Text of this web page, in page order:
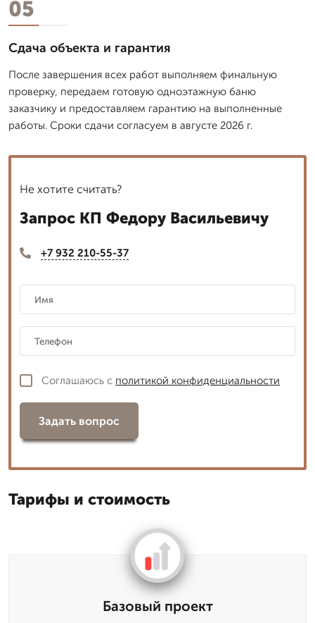
05
Сдача объекта и гарантия
После завершения всех работ выполняем финальную
проверку, передаем готовую одноэтажную баню
заказчику и предоставляем гарантию на выполненные
работы. Сроки сдачи согласуем в августе 2026 г.
Не хотите считать?
Запрос КП Федору Васильевичу
+7 932 210-55-37
Соглашаюсь с политикой конфиденциальности
Задать вопрос
Тарифы и стоимость
Базовый проект